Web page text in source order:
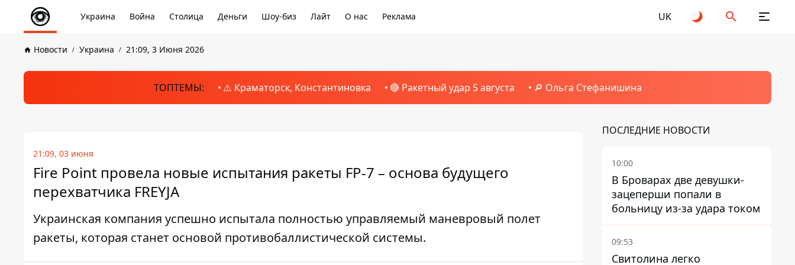
Украина Война Столица Деньги Шоу-биз Лайт О нас Реклама UK
Новости Украина 21:09, 3 Июня 2026
ТОПТЕМЫ: ⚠️ Краматорск, Константиновка 🔴 Ракетный удар 5 августа 🔎 Ольга Стефанишина
21:09, 03 июня
Fire Point провела новые испытания ракеты FP-7 – основа будущего
перехватчика FREYJA
Украинская компания успешно испытала полностью управляемый маневровый полет
ракеты, которая станет основой противобаллистической системы.
ПОСЛЕДНИЕ НОВОСТИ
10:00
В Броварах две девушки-
зацеперши попали в
больницу из-за удара током
09:53
Свитолина легко